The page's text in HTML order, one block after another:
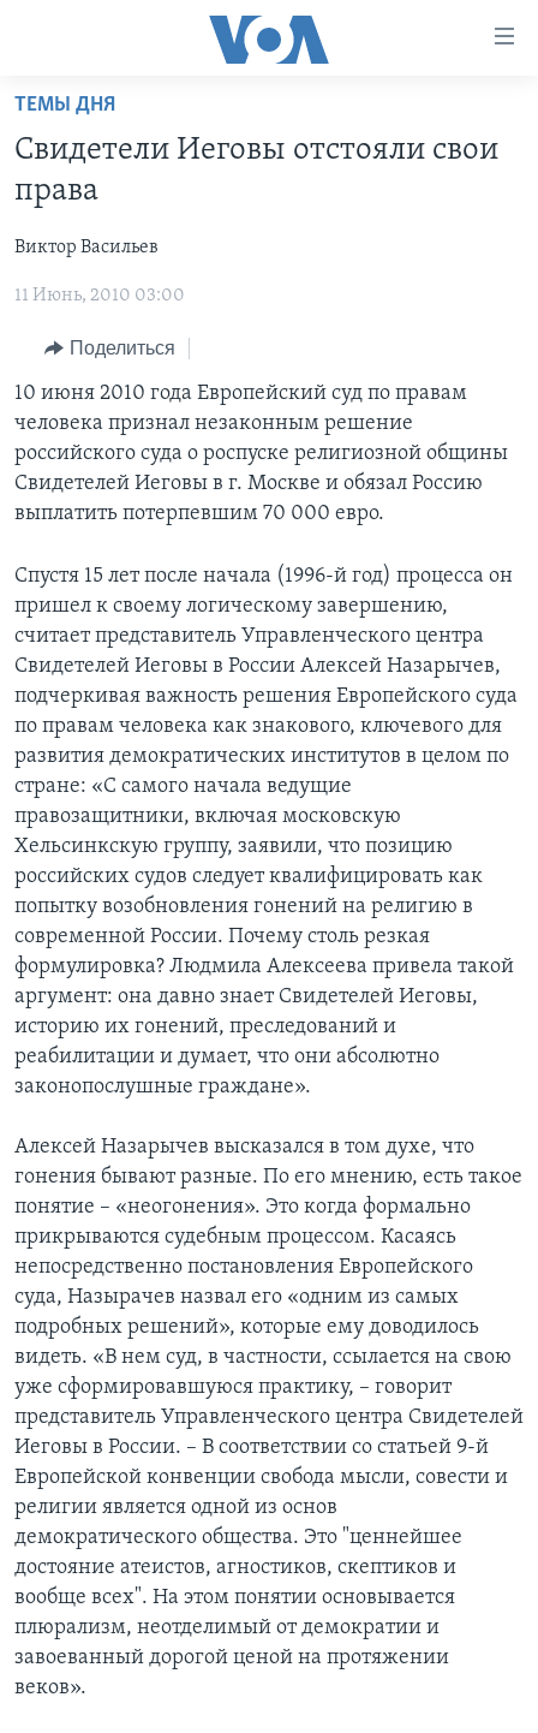
Перейти
основной
контент
Перейти
навигации
Перейти
поиск
ПРОГРАММЫ
НОВОСТИ ЗА МИНУТУ
ИТОГИ
ПОЧЕМУ ЭТО ВАЖНО?
ДИСКУССИЯ VOA
ДЕТАЛИ
НЬЮ-ЙОРК NEW YORK
АМЕРИКА. БОЛЬШОЕ ПУТЕШЕСТВИЕ
ПРОЕКТЫ
УЧИМ АНГЛИЙСКИЙ
НАША АМЕРИКАНСКАЯ ИСТОРИЯ
А КАК В АМЕРИКЕ?
АРТЕФАКТЫ
АМЕРИКАНСКИЕ ГОРОДКИ
ТЕСТЫ
ЭКСПЕРТИЗА
ИНТЕРВЬЮ
ФАКТЫ ПРОТИВ ФЕЙКОВ
ЗА СВОБОДУ ПРЕССЫ
УЧИМ АНГЛИЙСКИЙ
ВИДЕО
ПОДПИСКА НА НОВОСТИ
Learning English
СОЦИАЛЬНЫЕ СЕТИ
Языки
ТЕМЫ ДНЯ
Свидетели Иеговы отстояли свои
права
Виктор Васильев
11 Июнь, 2010 03:00
Поделиться
10 июня 2010 года Европейский суд по правам
человека признал незаконным решение
российского суда о роспуске религиозной общины
Свидетелей Иеговы в г. Москве и обязал Россию
выплатить потерпевшим 70 000 евро.
Спустя 15 лет после начала (1996-й год) процесса он
пришел к своему логическому завершению,
считает представитель Управленческого центра
Свидетелей Иеговы в России Алексей Назарычев,
подчеркивая важность решения Европейского суда
по правам человека как знакового, ключевого для
развития демократических институтов в целом по
стране: «С самого начала ведущие
правозащитники, включая московскую
Хельсинкскую группу, заявили, что позицию
российских судов следует квалифицировать как
попытку возобновления гонений на религию в
современной России. Почему столь резкая
формулировка? Людмила Алексеева привела такой
аргумент: она давно знает Свидетелей Иеговы,
историю их гонений, преследований и
реабилитации и думает, что они абсолютно
законопослушные граждане».
Алексей Назарычев высказался в том духе, что
гонения бывают разные. По его мнению, есть такое
понятие – «неогонения». Это когда формально
прикрываются судебным процессом. Касаясь
непосредственно постановления Европейского
суда, Назырачев назвал его «одним из самых
подробных решений», которые ему доводилось
видеть. «В нем суд, в частности, ссылается на свою
уже сформировавшуюся практику, – говорит
представитель Управленческого центра Свидетелей
Иеговы в России. – В соответствии со статьей 9-й
Европейской конвенции свобода мысли, совести и
религии является одной из основ
демократического общества. Это "ценнейшее
достояние атеистов, агностиков, скептиков и
вообще всех". На этом понятии основывается
плюрализм, неотделимый от демократии и
завоеванный дорогой ценой на протяжении
веков».